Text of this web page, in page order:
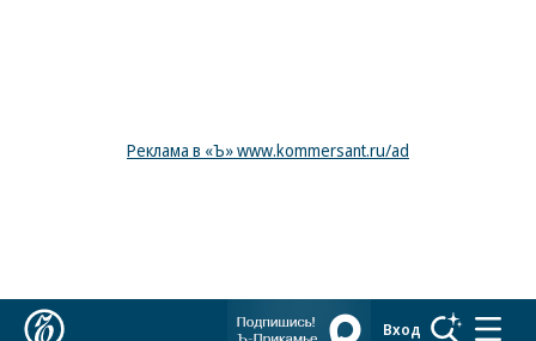
Реклама в «Ъ» www.kommersant.ru/ad
Вход